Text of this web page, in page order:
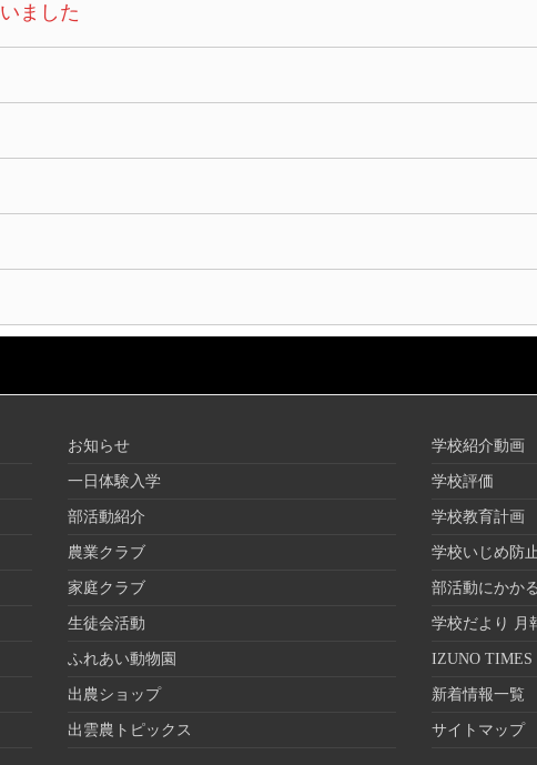
ました
お知らせ
一日体験入学
部活動紹介
農業クラブ
家庭クラブ
生徒会活動
ふれあい動物園
出農ショップ
出雲農トピックス
学校紹介動画
学校評価
学校教育計画
学校いじめ防
部活動にかか
学校だより 月
IZUNO TIMES
新着情報一覧
サイトマップ